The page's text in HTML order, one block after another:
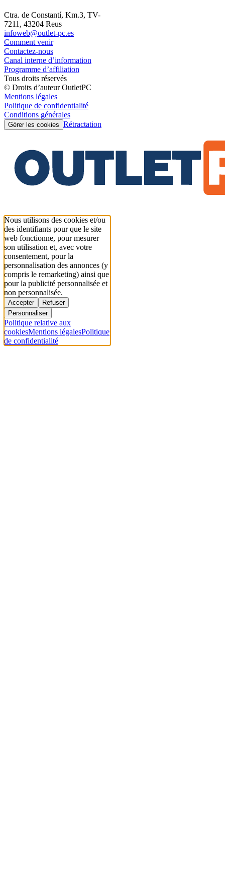
Ctra. de Constantí, Km.3, TV-
7211, 43204 Reus
infoweb@outlet-pc.es
Comment venir
Contactez-nous
Canal interne d’information
Programme d’affiliation
Tous droits réservés
© Droits d’auteur OutletPC
Mentions légales
Politique de confidentialité
Conditions générales
Gérer les cookies Rétractation
Nous utilisons des cookies et/ou
des identifiants pour que le site
web fonctionne, pour mesurer
son utilisation et, avec votre
consentement, pour la
personnalisation des annonces (y
compris le remarketing) ainsi que
pour la publicité personnalisée et
non personnalisée.
Accepter
Refuser
Personnaliser
Politique relative aux
cookiesMentions légalesPolitique
de confidentialité